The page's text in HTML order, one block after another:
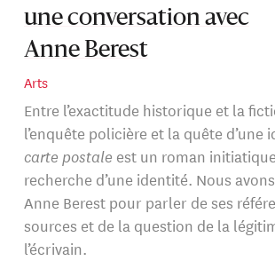
une conversation avec
Anne Berest
Arts
Entre l’exactitude historique et la
l’enquête policière et la quête d’une
carte postale est un roman
recherche d’une identité. Nous
Anne Berest pour parler de ses
sources et de la question de la
l’écrivain.